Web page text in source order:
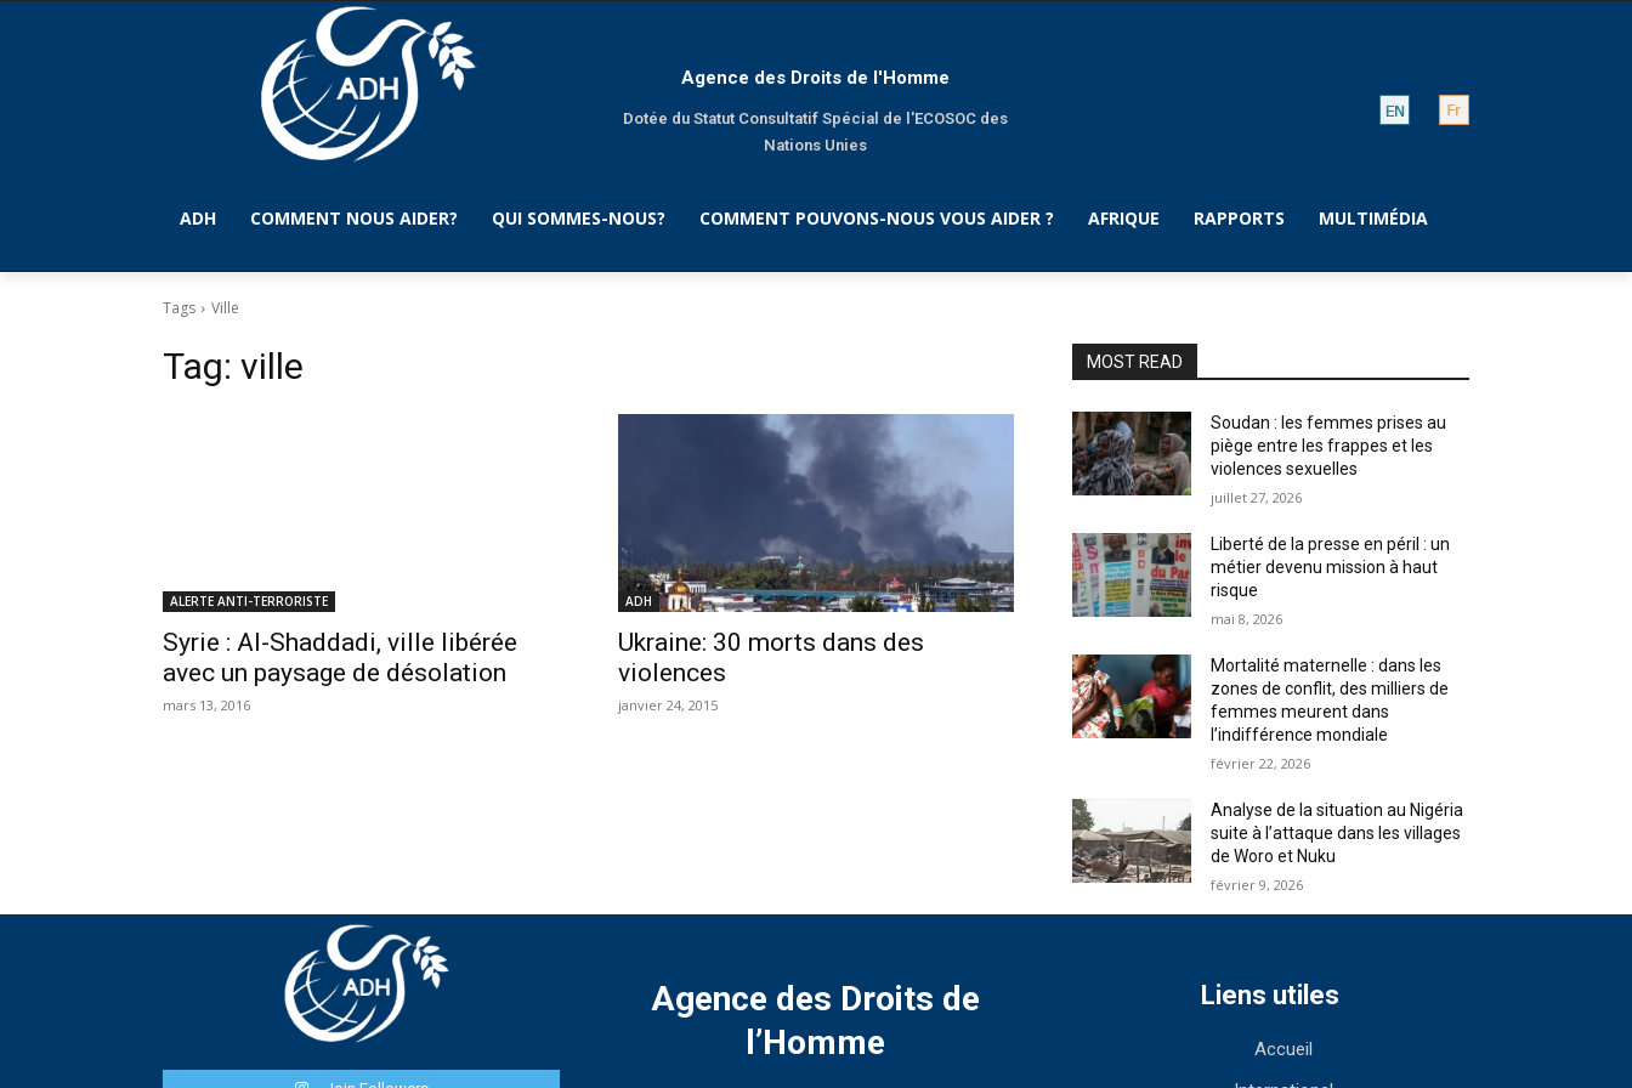
Agence des Droits de l'Homme
Dotée du Statut Consultatif Spécial de l'ECOSOC des
Nations Unies
ADH COMMENT NOUS AIDER? QUI SOMMES-NOUS? COMMENT POUVONS-NOUS VOUS AIDER ? AFRIQUE RAPPORTS MULTIMÉDIA
Tags Ville
Tag:ville
ALERTE ANTI-TERRORISTE
Syrie : Al-Shaddadi, ville libérée
avec un paysage de désolation
mars 13, 2016
ADH
Ukraine: 30 morts dans des
violences
janvier 24, 2015
MOST READ
Soudan : les femmes prises au
piège entre les frappes et les
violences sexuelles
juillet 27, 2026
Liberté de la presse en péril : un
métier devenu mission à haut
risque
mai 8, 2026
Mortalité maternelle : dans les
zones de conflit, des milliers de
femmes meurent dans
l’indifférence mondiale
février 22, 2026
Analyse de la situation au Nigéria
suite à l’attaque dans les villages
de Woro et Nuku
février 9, 2026
Agence des Droits de
l’Homme
Liens utiles
Accueil